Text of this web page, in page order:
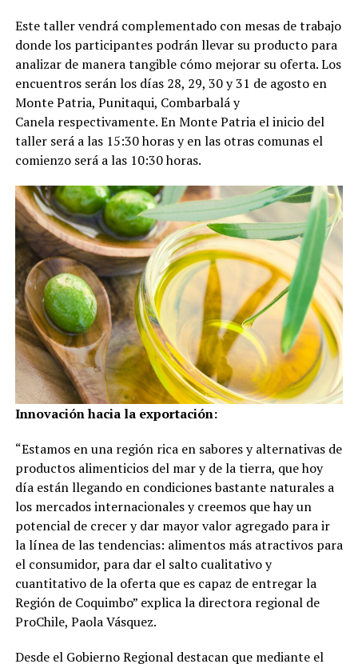
Este taller vendrá complementado con mesas de trabajo
donde los participantes podrán llevar su producto para
analizar de manera tangible cómo mejorar su oferta. Los
encuentros serán los días 28, 29, 30 y 31 de agosto en
Monte Patria, Punitaqui, Combarbalá y
Canela respectivamente. En Monte Patria el inicio del
taller será a las 15:30 horas y en las otras comunas el
comienzo será a las 10:30 horas.
Innovación hacia la exportación:
“Estamos en una región rica en sabores y alternativas de
productos alimenticios del mar y de la tierra, que hoy
día están llegando en condiciones bastante naturales a
los mercados internacionales y creemos que hay un
potencial de crecer y dar mayor valor agregado para ir
la línea de las tendencias: alimentos más atractivos para
el consumidor, para dar el salto cualitativo y
cuantitativo de la oferta que es capaz de entregar la
Región de Coquimbo” explica la directora regional de
ProChile, Paola Vásquez.
Desde el Gobierno Regional destacan que mediante el